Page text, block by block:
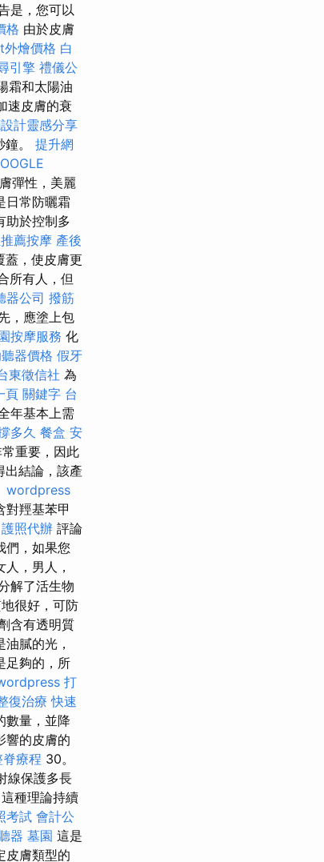
是，您可以
格 由於皮膚
燴價格 白
引擎 禮儀公
霜和太陽油
速皮膚的衰
計靈感分享
。 提升網
彈性，美麗
日常防曬霜
助於控制多
薦按摩 產後
蓋，使皮膚更
所有人，但
器公司 撥筋
，應塗上包
按摩服務 化
器價格 假牙
東徵信社 為
頁 關鍵字 台
年基本上需
多久 餐盒 安
重要，因此
出結論，該產
wordpress
對羥基苯甲
護照代辦 評論
們，如果您
，男人，
解了活生物
很好，可防
含有透明質
膩的光，
足夠的，所
打
復治療 快速
數量，並降
響的皮膚的
療程 30。
線保護多長
種理論持續
考試 會計公
器 墓園 這是
皮膚類型的